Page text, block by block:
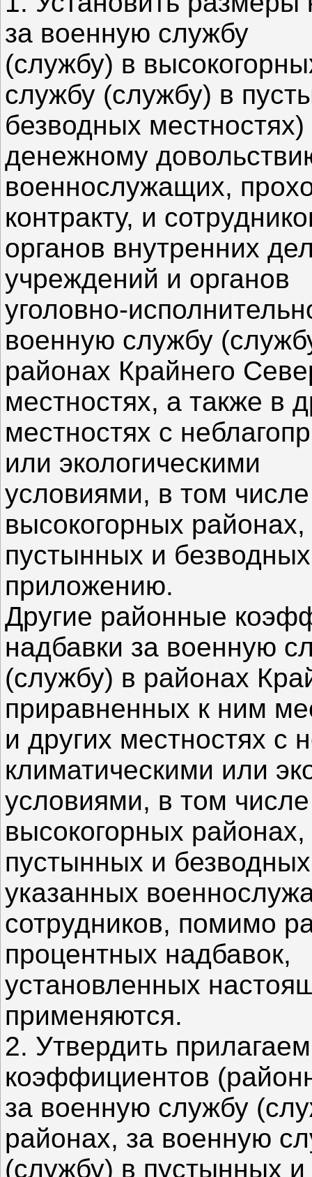
за военную службу
(службу) в
службу (службу) в
безводных
денежному
военнослужащих,
контракту, и
органов внутренних
учреждений и органов
уголовно-
военную службу
районах Крайнего
местностях, а также в
местностях с
или экологическими
условиями, в том
высокогорных районах,
пустынных и
приложению.
Другие районные
надбавки за военную
(службу) в районах
приравненных к ним
и других местностях с
климатическими или
условиями, в том
высокогорных районах,
пустынных и
указанных
сотрудников, помимо
процентных надбавок,
установленных
применяются.
2. Утвердить
коэффициентов
за военную службу
районах, за военную
(службу) в пустынных